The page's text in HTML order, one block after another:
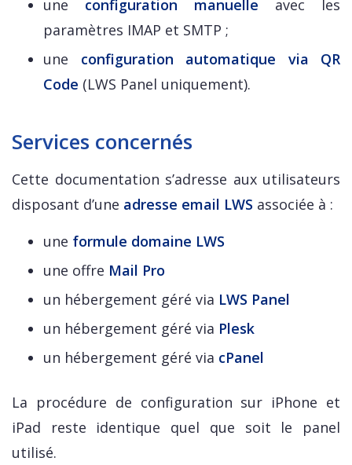
une configuration manuelle avec les
paramètres IMAP et SMTP ;
une configuration automatique via QR
Code (LWS Panel uniquement).
Services concernés
Cette documentation s’adresse aux utilisateurs
disposant d’une adresse email LWS associée à :
une formule domaine LWS
une offre Mail Pro
un hébergement géré via LWS Panel
un hébergement géré via Plesk
un hébergement géré via cPanel
La procédure de configuration sur iPhone et
iPad reste identique quel que soit le panel
utilisé.